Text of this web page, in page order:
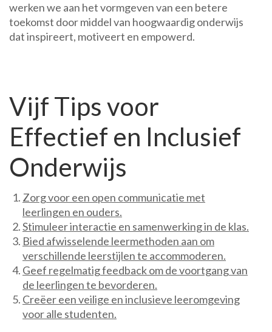
werken we aan het vormgeven van een betere
toekomst door middel van hoogwaardig onderwijs
dat inspireert, motiveert en empowerd.
Vijf Tips voor
Effectief en Inclusief
Onderwijs
Zorg voor een open communicatie met
leerlingen en ouders.
Stimuleer interactie en samenwerking in de klas.
Bied afwisselende leermethoden aan om
verschillende leerstijlen te accommoderen.
Geef regelmatig feedback om de voortgang van
de leerlingen te bevorderen.
Creëer een veilige en inclusieve leeromgeving
voor alle studenten.